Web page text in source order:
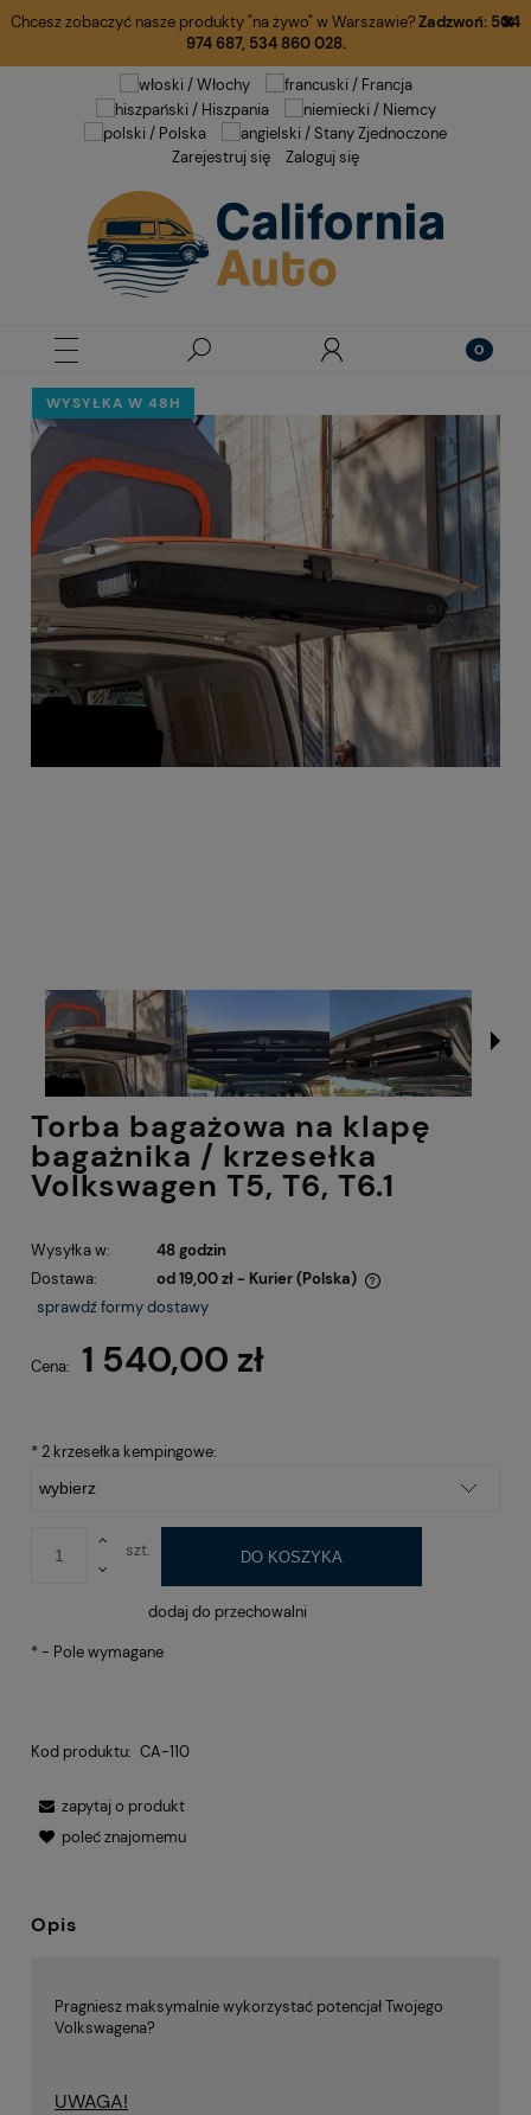
Chcesz zobaczyć nasze produkty "na żywo" w Warszawie?Zadzwoń: 504
974 687, 534 860 028.
Zarejestruj się Zaloguj się
WYSYŁKA W 48H
Torba bagażowa na klapę
bagażnika / krzesełka
Volkswagen T5, T6, T6.1
Wysyłka w:
48 godzin
Dostawa:
od 19,00 zł - Kurier (Polska)
Cena nie zawiera ewentualnych kosztów płatności
sprawdź formy dostawy
Cena: 1 540,00 zł
* 2 krzesełka kempingowe:
szt. DO KOSZYKA
dodaj do przechowalni
*- Pole wymagane
Kod produktu: CA-110
zapytaj o produkt
poleć znajomemu
Opis
Pragniesz maksymalnie wykorzystać potencjał Twojego
Volkswagena?
UWAGA!